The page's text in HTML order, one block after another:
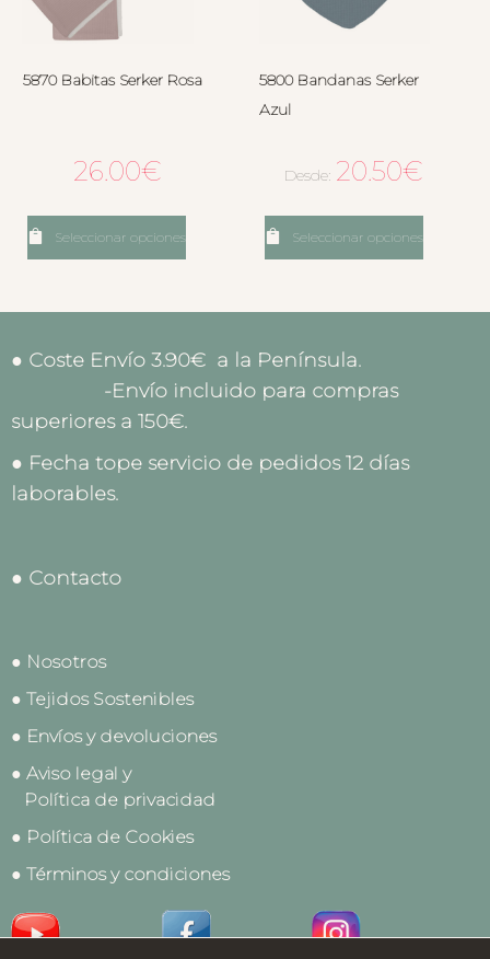
5870 Babitas Serker Rosa
26.00€
Seleccionar opciones
5800 Bandanas Serker
Azul
Desde: 20.50€
Seleccionar opciones
● Coste Envío 3.90€ a la Península.
-Envío incluido para compras
superiores a 150€.
● Fecha tope servicio de pedidos 12 días
laborables.
● Contacto
● Nosotros
● Tejidos Sostenibles
● Envíos y devoluciones
● Aviso legal y
Política de privacidad
● Política de Cookies
● Términos y condiciones